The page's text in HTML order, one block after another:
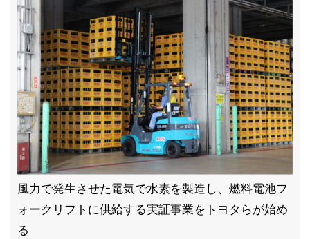
風力で発生させた電気で水素を製造し、燃料電池フ
ォークリフトに供給する実証事業をトヨタらが始め
る